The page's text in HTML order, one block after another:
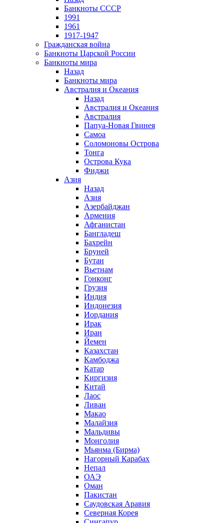
Банкноты СССР
1991
1961
1917-1947
Гражданская война
Банкноты Царской России
Банкноты мира
Назад
Банкноты мира
Австралия и Океания
Назад
Австралия и Океания
Австралия
Папуа-Новая Гвинея
Самоа
Соломоновы Острова
Тонга
Острова Кука
Фиджи
Азия
Назад
Азия
Азербайджан
Армения
Афганистан
Бангладеш
Бахрейн
Бруней
Бутан
Вьетнам
Гонконг
Грузия
Индия
Индонезия
Иордания
Ирак
Иран
Йемен
Казахстан
Камбоджа
Катар
Киргизия
Китай
Лаос
Ливан
Макао
Малайзия
Мальдивы
Монголия
Мьянма (Бирма)
Нагорный Карабах
Непал
ОАЭ
Оман
Пакистан
Саудовская Аравия
Северная Корея